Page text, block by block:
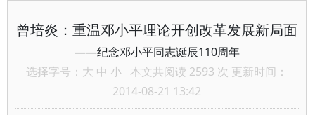
曾培炎：重温邓小平理论开创改革发展新局面
——纪念邓小平同志诞辰110周年
选择字号： 大 中 小 本文共阅读 2593 次 更新时间：
2014-08-21 13:42